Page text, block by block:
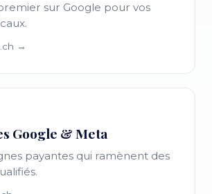
sur Google pour vos
→
Google & Meta
payantes qui ramènent des